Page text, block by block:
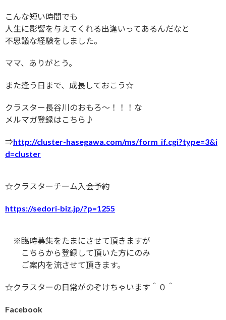
こんな短い時間でも
人生に影響を与えてくれる出逢いってあるんだなと
不思議な経験をしました。
ママ、ありがとう。
また逢う日まで、成長しておこう☆
クラスター長谷川のおもろ〜！！！な
メルマガ登録はこちら♪
⇒http://cluster-hasegawa.com/ms/form_if.cgi?type=3&i
d=cluster
☆クラスターチーム入会予約
https://sedori-biz.jp/?p=1255
※臨時募集をたまにさせて頂きますが
こちらから登録して頂いた方にのみ
ご案内を流させて頂きます。
☆クラスターの日常がのぞけちゃいます＾０＾
Facebook